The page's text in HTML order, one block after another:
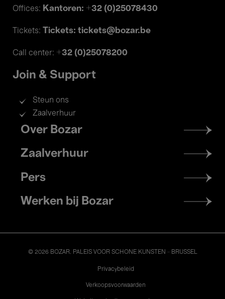
Offices: Kantoren: +32 (0)25078430
Tickets: Tickets: tickets@bozar.be
Call center: +32 (0)25078200
Join & Support
Steun ons
Zaalverhuur
Footer
menu
Over Bozar
Zaalverhuur
Pers
Werken bij Bozar
© 2026 BOZAR. PALEIS VOOR SCHONE KUNSTEN - BRUSSEL
Privacybeleid
Verkoopsvoorwaarden